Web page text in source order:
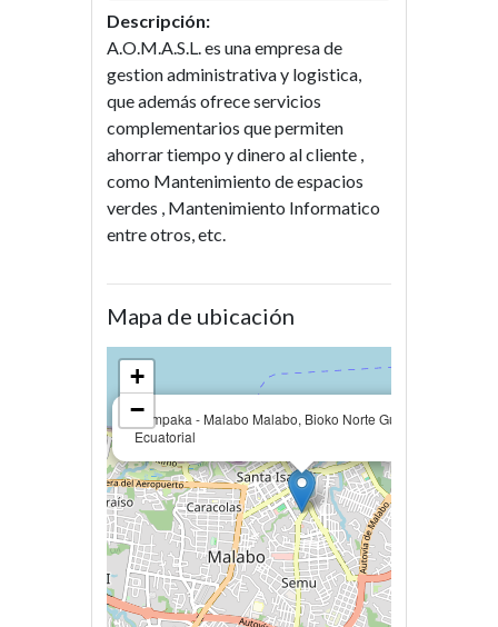
Descripción:
A.O.M.A.S.L. es una empresa de
gestion administrativa y logistica,
que además ofrece servicios
complementarios que permiten
ahorrar tiempo y dinero al cliente ,
como Mantenimiento de espacios
verdes , Mantenimiento Informatico
entre otros, etc.
Mapa de ubicación
Sampaka - Malabo Malabo, Bioko Norte Guinea
Ecuatorial
+
−